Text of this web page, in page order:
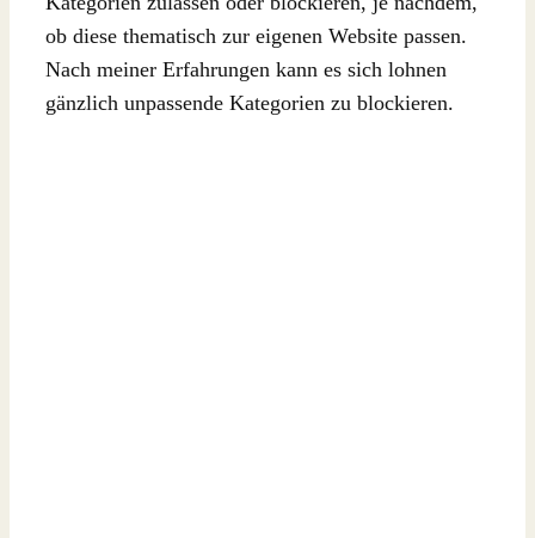
ob diese thematisch zur eigenen Website passen.
Nach meiner Erfahrungen kann es sich lohnen
gänzlich unpassende Kategorien zu blockieren.